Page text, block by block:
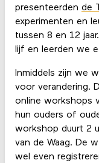
presenteerden de
experimenten en
tussen 8 en 12
lijf en leerden we
Inmiddels zijn we
voor verandering.
online workshops
hun ouders of
workshop duurt 2
van de Waag. De
wel even